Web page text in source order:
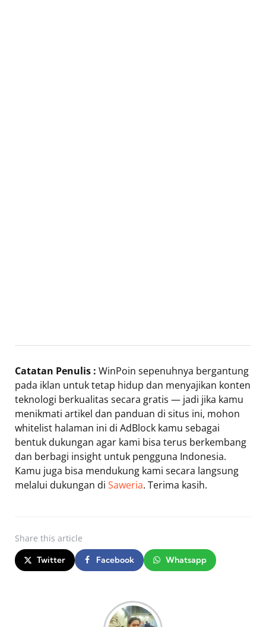
Catatan Penulis : WinPoin sepenuhnya bergantung
pada iklan untuk tetap hidup dan menyajikan konten
teknologi berkualitas secara gratis — jadi jika kamu
menikmati artikel dan panduan di situs ini, mohon
whitelist halaman ini di AdBlock kamu sebagai
bentuk dukungan agar kami bisa terus berkembang
dan berbagi insight untuk pengguna Indonesia.
Kamu juga bisa mendukung kami secara langsung
melalui dukungan di Saweria. Terima kasih.
Share this article
Twitter Facebook Whatsapp